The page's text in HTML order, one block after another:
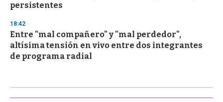
persistentes
18:42
Entre "mal compañero" y "mal perdedor",
altísima tensión en vivo entre dos integrantes
de programa radial